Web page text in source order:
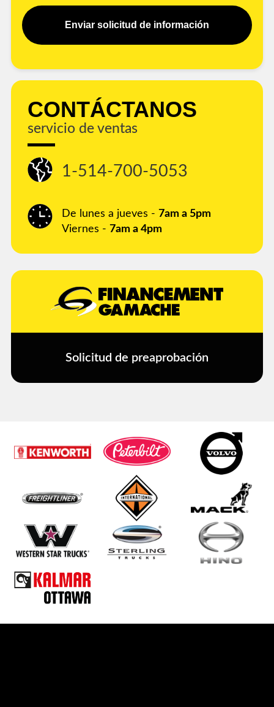
Enviar solicitud de información
CONTÁCTANOS
servicio de ventas
1-514-700-5053
De lunes a jueves - 7am a 5pm
Viernes - 7am a 4pm
Solicitud de preaprobación